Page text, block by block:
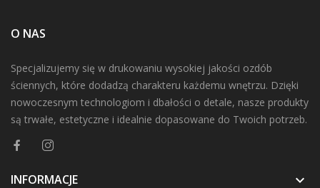
O NAS
Specjalizujemy się w drukowaniu wysokiej jakości ozdób
ściennych, które dodadzą charakteru każdemu wnętrzu. Dzięki
nowoczesnym technologiom i dbałości o detale, nasze produkty
są trwałe, estetyczne i idealnie dopasowane do Twoich potrzeb.
INFORMACJE 